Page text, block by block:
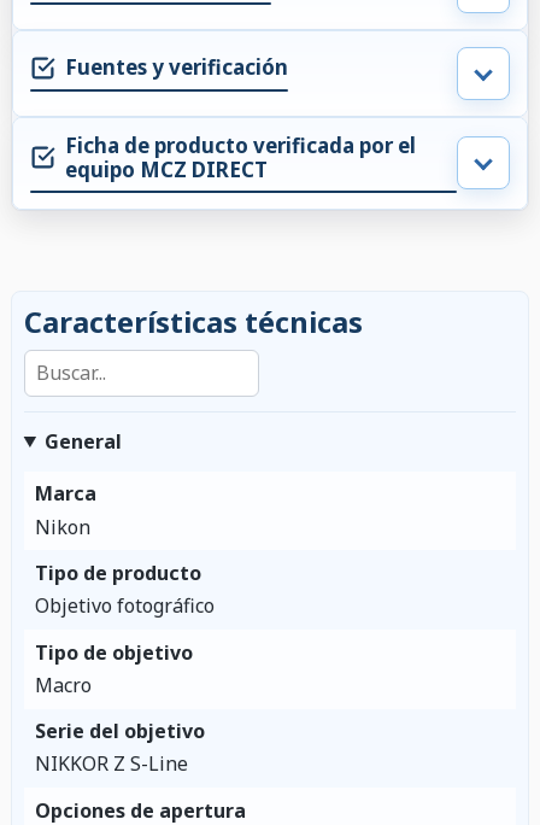
Fuentes y verificación
Ficha de producto verificada por el
equipo MCZ DIRECT
Características técnicas
Buscar en las características
General
Marca
Nikon
Tipo de producto
Objetivo fotográfico
Tipo de objetivo
Macro
Serie del objetivo
NIKKOR Z S-Line
Opciones de apertura